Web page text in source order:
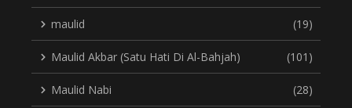
maulid (19)
Maulid Akbar (Satu Hati Di Al-Bahjah) (101)
Maulid Nabi (28)